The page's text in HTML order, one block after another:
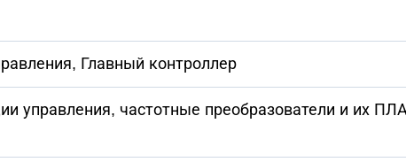
Главный контроллер
управления, частотные преобразователи и их